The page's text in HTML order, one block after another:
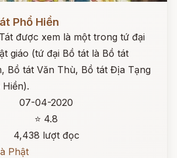
Phổ Hiền
được xem là một trong tứ đại
giáo (tứ đại Bồ tát là Bồ tát
Bồ tát Văn Thù, Bồ tát Địa Tạng
07-04-2020
⭐ 4.8
4,438 lượt đọc
Phật